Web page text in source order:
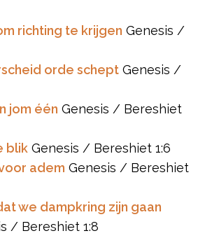
richting te krijgen Genesis /
orde schept Genesis /
jom één Genesis / Bereshiet
blik Genesis / Bereshiet 1:6
adem Genesis / Bereshiet
we dampkring zijn gaan
/ Bereshiet 1:8